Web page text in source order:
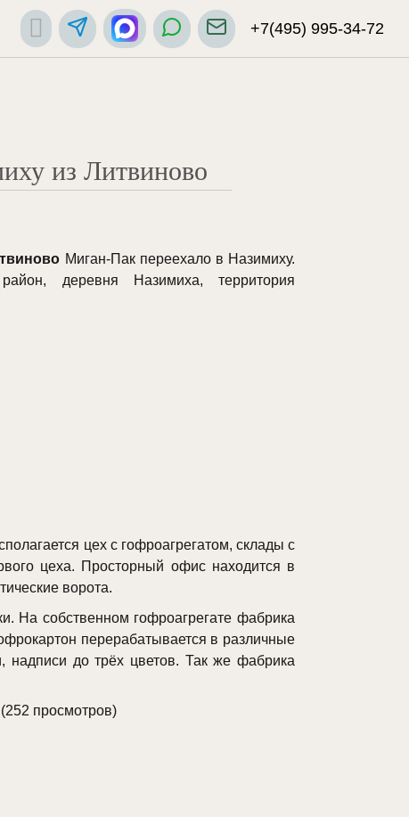
+7(495) 995-34-72
из Литвиново
Миган-Пак переехало в Назимиху.
деревня Назимиха, территория
цех с гофроагрегатом, склады с
цеха. Просторный офис находится в
ворота.
На собственном гофроагрегате фабрика
перерабатывается в различные
надписи до трёх цветов. Так же фабрика
(252 просмотров)